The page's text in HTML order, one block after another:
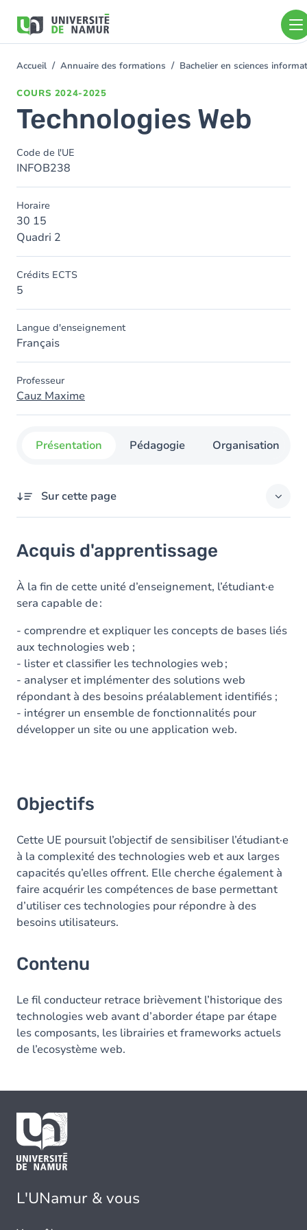
contenu
You
Accueil Annuaire des formations Bachelier en sciences
COURS 2024-2025
Technologies Web
Code de l'UE
INFOB238
Horaire
30 15
Quadri 2
Crédits ECTS
5
Langue d'enseignement
Français
Professeur
Cauz Maxime
Présentation Pédagogie Organisation
Sur cette page
Objectifs
Contenu
Acquis d'apprentissage
À la fin de cette unité d’enseignement, l’étudiant·e
sera capable de :
- comprendre et expliquer les concepts de bases liés
aux technologies web ;
- lister et classifier les technologies web ;
- analyser et implémenter des solutions web
répondant à des besoins préalablement identifiés ;
- intégrer un ensemble de fonctionnalités pour
développer un site ou une application web.
Objectifs
Cette UE poursuit l’objectif de sensibiliser l’étudiant·e
à la complexité des technologies web et aux larges
capacités qu’elles offrent. Elle cherche également à
faire acquérir les compétences de base permettant
d’utiliser ces technologies pour répondre à des
besoins utilisateurs.
Contenu
Le fil conducteur retrace brièvement l’historique des
technologies web avant d’aborder étape par étape
les composants, les librairies etframeworks actuels
de l’ecosystème web.
L'UNamur & vous